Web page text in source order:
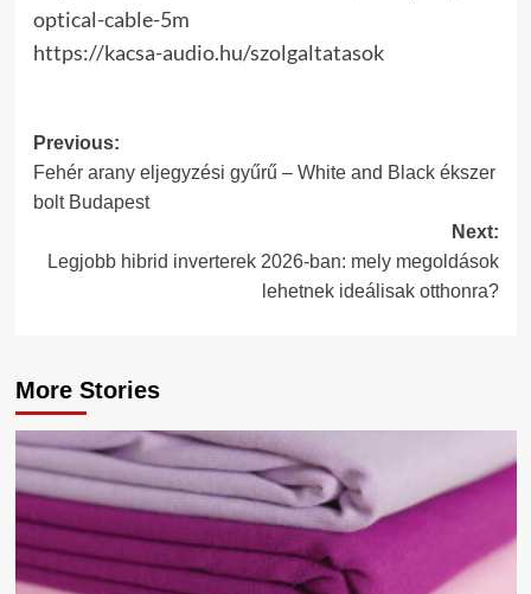
optical-cable-5m
https://kacsa-audio.hu/szolgaltatasok
Post
navigation
Previous:
Fehér arany eljegyzési gyűrű – White and Black ékszer
bolt Budapest
Next:
Legjobb hibrid inverterek 2026-ban: mely megoldások
lehetnek ideálisak otthonra?
More Stories